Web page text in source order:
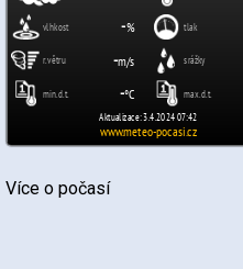
Více o počasí